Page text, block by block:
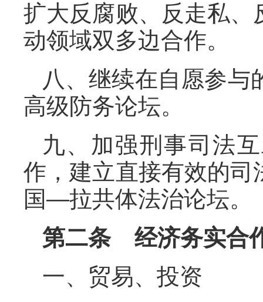
扩大反腐败、反走私
动领域双多边合作。
八、继续在自愿参
高级防务论坛。
九、加强刑事司法
作，建立直接有效的
国—拉共体法治论坛。
第二条 经济务实合
一、贸易、投资